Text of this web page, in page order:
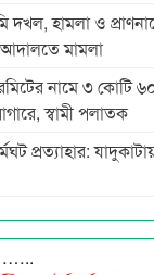
দখল, হামলা ও
মামলা
নামে ৩ কোটি
স্বামী পলাতক
প্রত্যাহার: